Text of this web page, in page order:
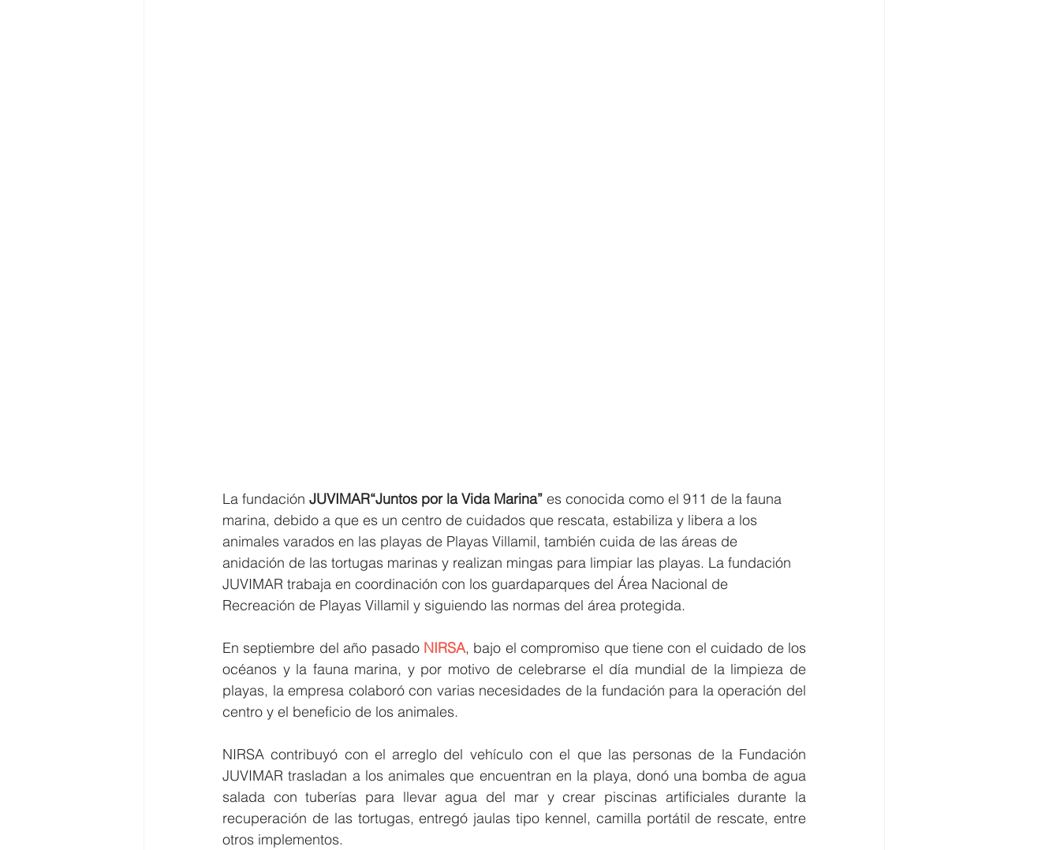
La fundación JUVIMAR“Juntos por la Vida Marina” es conocida como el 911 de la fauna
marina, debido a que es un centro de cuidados que rescata, estabiliza y libera a los
animales varados en las playas de Playas Villamil, también cuida de las áreas de
anidación de las tortugas marinas y realizan mingas para limpiar las playas. La fundación
JUVIMAR trabaja en coordinación con los guardaparques del Área Nacional de
Recreación de Playas Villamil y siguiendo las normas del área protegida.
En septiembre del año pasado NIRSA, bajo el compromiso que tiene con el cuidado de los
océanos y la fauna marina, y por motivo de celebrarse el día mundial de la limpieza de
playas, la empresa colaboró con varias necesidades de la fundación para la operación del
centro y el beneficio de los animales.
NIRSA contribuyó con el arreglo del vehículo con el que las personas de la Fundación
JUVIMAR trasladan a los animales que encuentran en la playa, donó una bomba de agua
salada con tuberías para llevar agua del mar y crear piscinas artificiales durante la
recuperación de las tortugas, entregó jaulas tipo kennel, camilla portátil de rescate, entre
otros implementos.